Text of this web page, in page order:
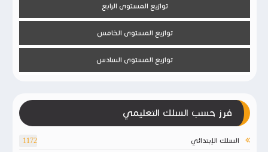
توازيع المستوى الرابع
توازيع المستوى الخامس
توازيع المستوى السادس
فرز حسب السلك التعليمي
السلك الإبتدائي 1172